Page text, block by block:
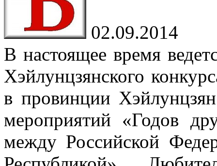
02.09.2014
В настоящее время
Хэйлунцзянского
в провинции
мероприятий «Годов
между Российской